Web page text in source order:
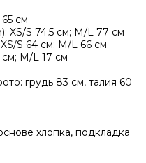
см
XS/S 74,5 см; M/L 77 см
S 64 см; M/L 66 см
см; M/L 17 см
грудь 83 см, талия 60
хлопка, подкладка